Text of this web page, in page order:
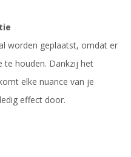
worden geplaatst, omdat er
te houden. Dankzij het
elke nuance van je
effect door.